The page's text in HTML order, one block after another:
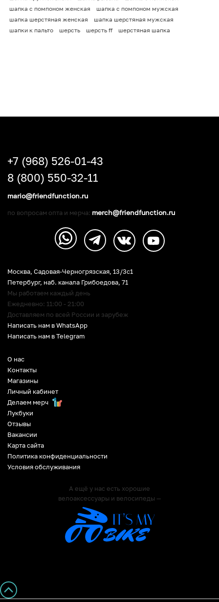
шапка с помпоном женская
шапка с помпоном мужская
шапка шерстяная женская
шапка шерстяная мужская
шапки к пальто
шерсть шерсть ff шерстяная шапка
О нас
Контакты
Магазины
Личный кабинет
Делаем мерч
Лукбуки
Отзывы
Вакансии
Карта сайта
Политика конфиденциальности
Условия обслуживания
А ещё у нас есть хорошие
велоаксессуары и велосипеды —
Москва, Садовая-Черногрязская, 13/3c1
Петербург, наб. канала Грибоедова, 71
Мы работаем каждый день
Ежедневно: 11:00 - 21:00
Доставляем по всей России и зарубеж
Написать нам в WhatsApp
Написать нам в Telegram
+7 (968) 526-01-43
8 (800) 550-32-11
mario@friendfunction.ru
по вопросам опта и мерча: merch@friendfunction.ru